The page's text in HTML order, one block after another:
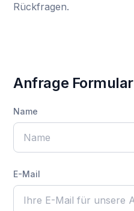
Rückfragen.
Anfrage Formular
Name
E-Mail